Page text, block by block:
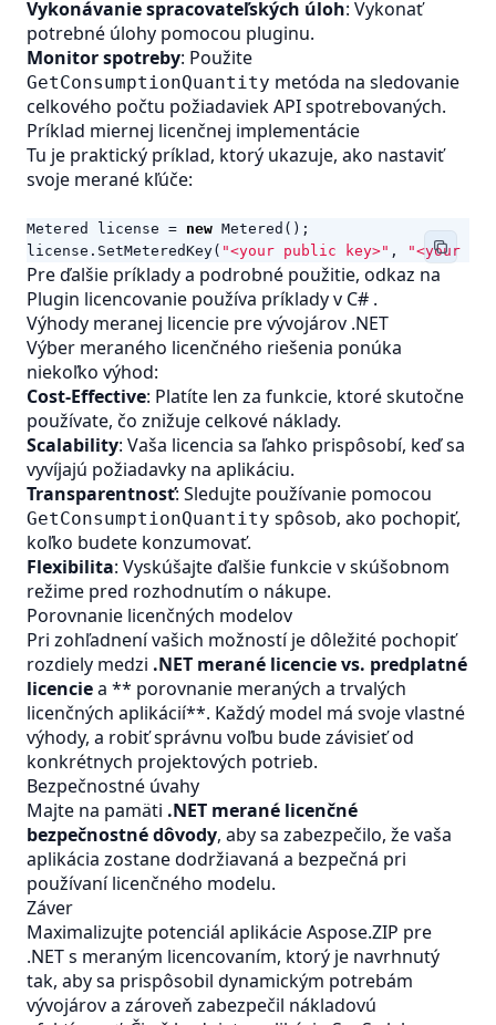
Vykonávanie spracovateľských úloh: Vykonať
potrebné úlohy pomocou pluginu.
Monitor spotreby: Použite
GetConsumptionQuantity metóda na sledovanie
celkového počtu požiadaviek API spotrebovaných.
Príklad miernej licenčnej implementácie
Tu je praktický príklad, ktorý ukazuje, ako nastaviť
svoje merané kľúče:
Metered license = new Metered ();
license . SetMeteredKey( "<your public key>" , "<your
Pre ďalšie príklady a podrobné použitie, odkaz na
Plugin licencovanie používa príklady v C# .
Výhody meranej licencie pre vývojárov .NET
Výber meraného licenčného riešenia ponúka
niekoľko výhod:
Cost-Effective: Platíte len za funkcie, ktoré skutočne
používate, čo znižuje celkové náklady.
Scalability: Vaša licencia sa ľahko prispôsobí, keď sa
vyvíjajú požiadavky na aplikáciu.
Transparentnosť: Sledujte používanie pomocou
GetConsumptionQuantity spôsob, ako pochopiť,
koľko budete konzumovať.
Flexibilita: Vyskúšajte ďalšie funkcie v skúšobnom
režime pred rozhodnutím o nákupe.
Porovnanie licenčných modelov
Pri zohľadnení vašich možností je dôležité pochopiť
rozdiely medzi .NET merané licencie vs. predplatné
licenciea ** porovnanie meraných a trvalých
licenčných aplikácií**. Každý model má svoje vlastné
výhody, a robiť správnu voľbu bude závisieť od
konkrétnych projektových potrieb.
Bezpečnostné úvahy
Majte na pamäti .NET merané licenčné
bezpečnostné dôvody, aby sa zabezpečilo, že vaša
aplikácia zostane dodržiavaná a bezpečná pri
používaní licenčného modelu.
Záver
Maximalizujte potenciál aplikácie Aspose.ZIP pre
.NET s meraným licencovaním, ktorý je navrhnutý
tak, aby sa prispôsobil dynamickým potrebám
vývojárov a zároveň zabezpečil nákladovú